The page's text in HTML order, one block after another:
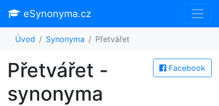
eSynonyma.cz
Úvod Synonyma Přetvářet
Facebook
Přetvářet -
synonyma